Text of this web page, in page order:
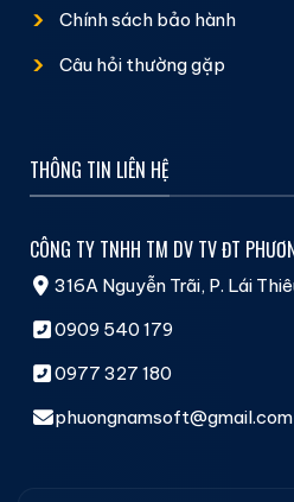
Chính sách bảo hành
Câu hỏi thường gặp
THÔNG TIN LIÊN HỆ
CÔNG TY TNHH TM DV TV ĐT
316A Nguyễn Trãi, P. Lái
0909 540 179
0977 327 180
phuongnamsoft@gmail.com